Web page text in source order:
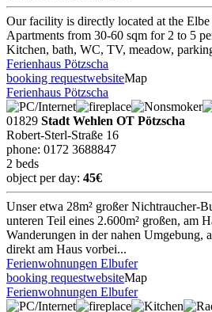
Our facility is directly located at the
Apartments from 30-60 sqm for 2 to 5
Kitchen, bath, WC, TV, meadow,
Ferienhaus Pötzscha
booking requestwebsiteMap
Ferienhaus Pötzscha
01829 Stadt Wehlen OT Pötzscha
Robert-Sterl-Straße 16
phone: 0172 3688847
2 beds
object per day: 45€
Unser etwa 28m² großer Nichtraucher-
unteren Teil eines 2.600m² großen, am
Wanderungen in der nahen Umgebung,
direkt am Haus vorbei...
Ferienwohnungen Elbufer
booking requestwebsiteMap
Ferienwohnungen Elbufer